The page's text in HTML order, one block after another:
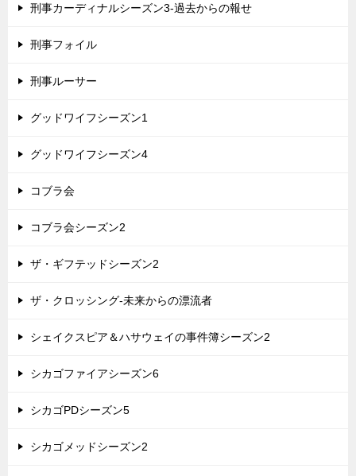
刑事カーディナルシーズン3-過去からの報せ
刑事フォイル
刑事ルーサー
グッドワイフシーズン1
グッドワイフシーズン4
コブラ会
コブラ会シーズン2
ザ・ギフテッドシーズン2
ザ・クロッシング-未来からの漂流者
シェイクスピア＆ハサウェイの事件簿シーズン2
シカゴファイアシーズン6
シカゴPDシーズン5
シカゴメッドシーズン2